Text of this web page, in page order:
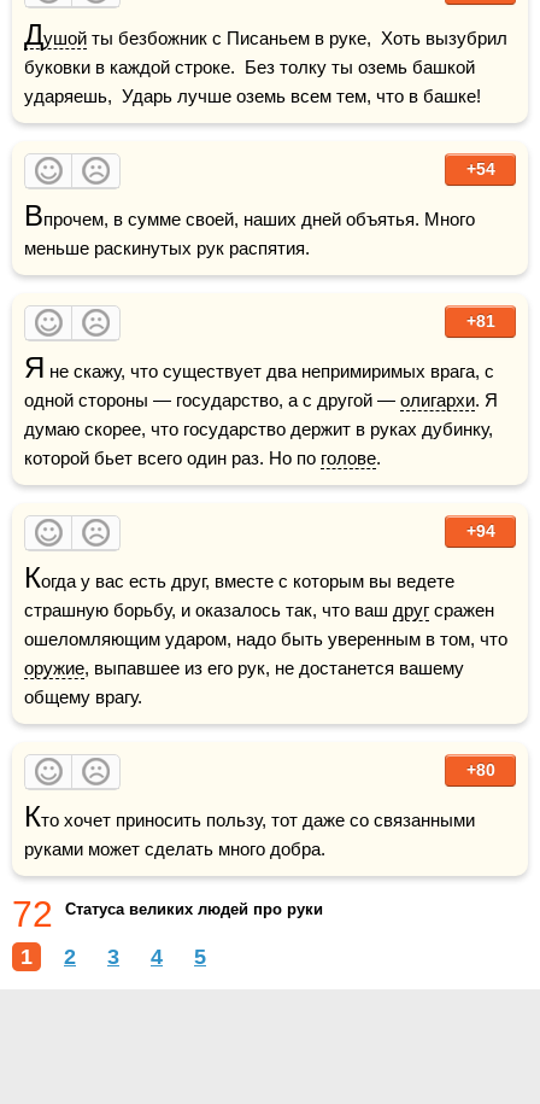
Душой ты безбожник с Писаньем в руке,  Хоть вызубрил
буковки в каждой строке.  Без толку ты оземь башкой
ударяешь,  Ударь лучше оземь всем тем, что в башке!
+54
Впрочем, в сумме своей, наших дней объятья. Много
меньше раскинутых рук распятия.
+81
Я не скажу, что существует два непримиримых врага, с
одной стороны — государство, а с другой — олигархи. Я
думаю скорее, что государство держит в руках дубинку,
которой бьет всего один раз. Но по голове.
+94
Когда у вас есть друг, вместе с которым вы ведете
страшную борьбу, и оказалось так, что ваш друг сражен
оружие, выпавшее из его рук, не достанется вашему
общему врагу.
+80
Кто хочет приносить пользу, тот даже со связанными
руками может сделать много добра.
72 Статуса великих людей про руки
1 2 3 4 5